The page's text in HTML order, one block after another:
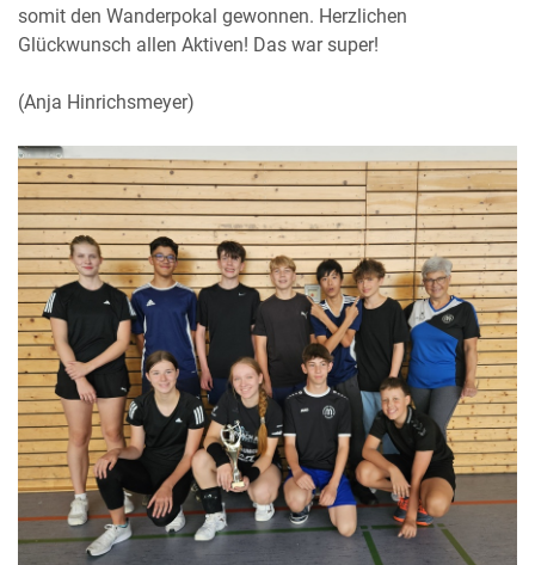
somit den Wanderpokal gewonnen. Herzlichen
Glückwunsch allen Aktiven! Das war super!
(Anja Hinrichsmeyer)